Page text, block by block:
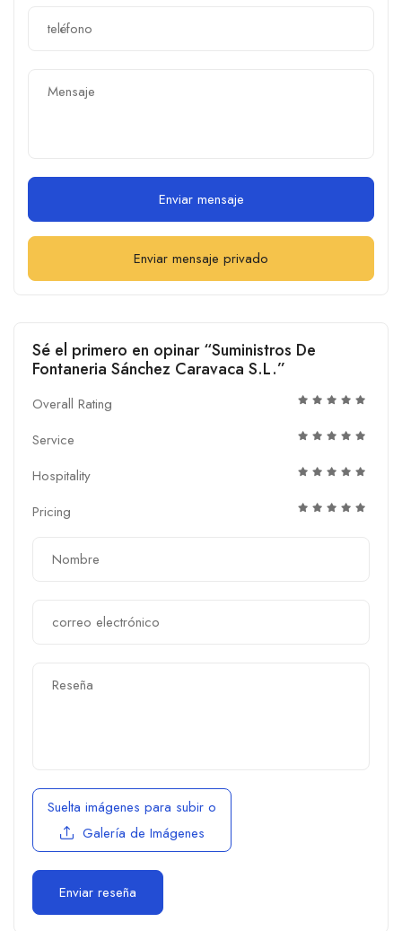
Enviar mensaje
Enviar mensaje privado
Sé el primero en opinar “Suministros De
Fontaneria Sánchez Caravaca S.L.”
Overall Rating
Service
Hospitality
Pricing
Suelta imágenes para subir o
Galería de Imágenes